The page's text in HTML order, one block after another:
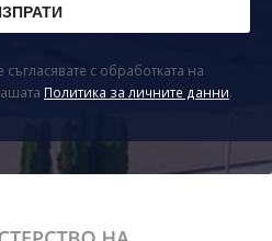
с обработката на
Политика за личните данни.